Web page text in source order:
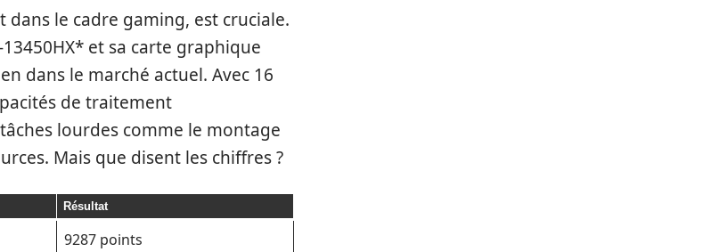
le cadre gaming, est cruciale.
et sa carte graphique
dans le marché actuel. Avec 16
de traitement
lourdes comme le montage
Mais que disent les chiffres ?
Résultat
9287 points